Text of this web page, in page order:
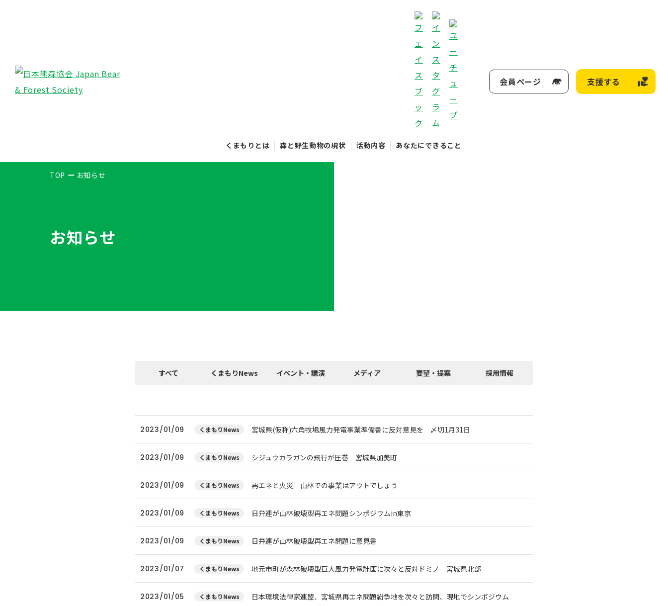
くまもりとは 森と野生動物の現状 活動内容 あなたにできること
会員ページ 支援する
TOP お知らせ
お知らせ
すべて くまもりNews イベント・講演 メディア 要望・提案 採用情報
2023/01/09 くまもりNews 宮城県(仮称)六角牧場風力発電事業準備書に反対意見を 〆切1月31日
2023/01/09 くまもりNews シジュウカラガンの飛行が圧巻 宮城県加美町
2023/01/09 くまもりNews 再エネと火災 山林での事業はアウトでしょう
2023/01/09 くまもりNews 日弁連が山林破壊型再エネ問題シンポジウムin東京
2023/01/09 くまもりNews 日弁連が山林破壊型再エネ問題に意見書
2023/01/07 くまもりNews 地元市町が森林破壊型巨大風力発電計画に次々と反対ドミノ 宮城県北部
2023/01/05 くまもりNews 日本環境法律家連盟、宮城県再エネ問題紛争地を次々と訪問、現地でシンポジウム